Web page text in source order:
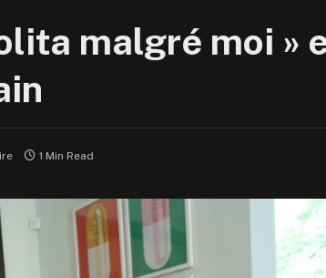
malgré moi »
1 Min Read